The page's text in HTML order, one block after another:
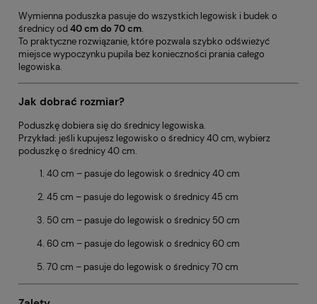
Wymienna poduszka pasuje do wszystkich legowisk i budek o
średnicy od40 cm do 70 cm.
To praktyczne rozwiązanie, które pozwala szybko odświeżyć
miejsce wypoczynku pupila bez konieczności prania całego
legowiska.
Jak dobrać rozmiar?
Poduszkę dobiera się do średnicy legowiska.
Przykład: jeśli kupujesz legowisko o średnicy 40 cm, wybierz
poduszkę o średnicy 40 cm.
40 cm – pasuje do legowisk o średnicy 40 cm
45 cm – pasuje do legowisk o średnicy 45 cm
50 cm – pasuje do legowisk o średnicy 50 cm
60 cm – pasuje do legowisk o średnicy 60 cm
70 cm – pasuje do legowisk o średnicy 70 cm